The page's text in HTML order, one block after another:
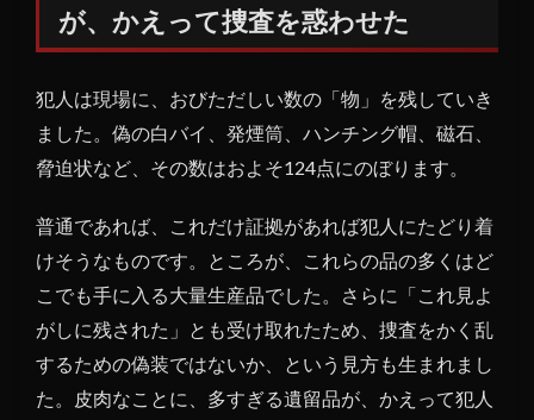
が、かえって捜査を惑わせた
犯人は現場に、おびただしい数の「物」を残していき
ました。偽の白バイ、発煙筒、ハンチング帽、磁石、
脅迫状など、その数はおよそ124点にのぼります。
普通であれば、これだけ証拠があれば犯人にたどり着
けそうなものです。ところが、これらの品の多くはど
こでも手に入る大量生産品でした。さらに「これ見よ
がしに残された」とも受け取れたため、捜査をかく乱
するための偽装ではないか、という見方も生まれまし
た。皮肉なことに、多すぎる遺留品が、かえって犯人